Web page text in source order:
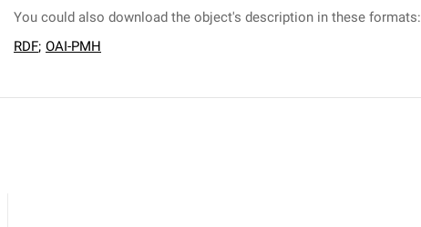
You could also download the object's description in these formats:
RDF; OAI-PMH